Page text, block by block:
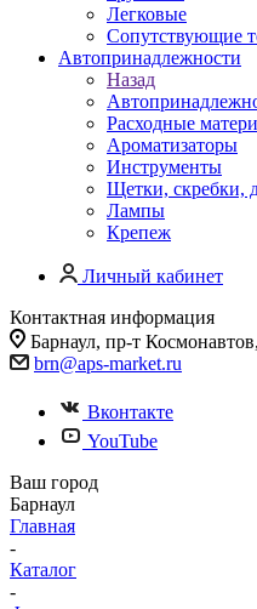
Легковые
Сопутствующие
Автопринадлежности
Назад
Расходные
Ароматизаторы
Инструменты
Щетки, скребки,
Лампы
Крепеж
Личный кабинет
Контактная информация
Барнаул, пр-т
brn@aps-market.ru
Вконтакте
YouTube
Ваш город
Барнаул
Главная
-
Каталог
-